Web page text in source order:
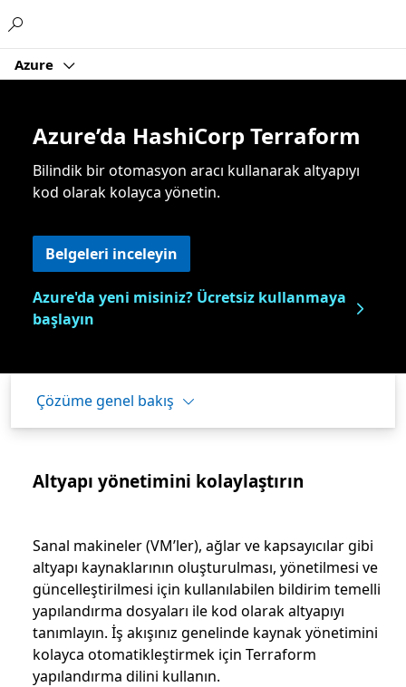
Azure
Azure’da HashiCorp Terraform
Bilindik bir otomasyon aracı kullanarak altyapıyı
kod olarak kolayca yönetin.
Belgeleri inceleyin
Azure'da yeni misiniz? Ücretsiz kullanmaya
başlayın
Çözüme genel bakış
Altyapı yönetimini kolaylaştırın
Sanal makineler (VM’ler), ağlar ve kapsayıcılar gibi
altyapı kaynaklarının oluşturulması, yönetilmesi ve
güncelleştirilmesi için kullanılabilen bildirim temelli
yapılandırma dosyaları ile kod olarak altyapıyı
tanımlayın. İş akışınız genelinde kaynak yönetimini
kolayca otomatikleştirmek için Terraform
yapılandırma dilini kullanın.